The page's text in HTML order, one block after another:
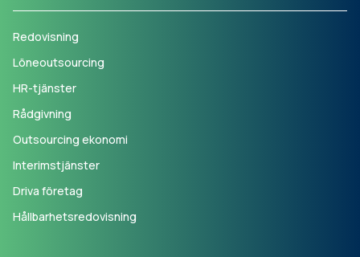
Redovisning
Löneoutsourcing
HR-tjänster
Rådgivning
Outsourcing ekonomi
Interimstjänster
Driva företag
Hållbarhetsredovisning